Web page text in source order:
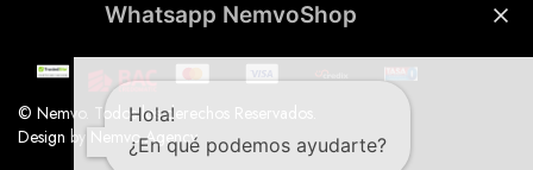
© Nemvo. Todos los derechos Reservados.
Design by Nemvo Agency
Whatsapp NemvoShop
Hola!
¿En qué podemos ayudarte?